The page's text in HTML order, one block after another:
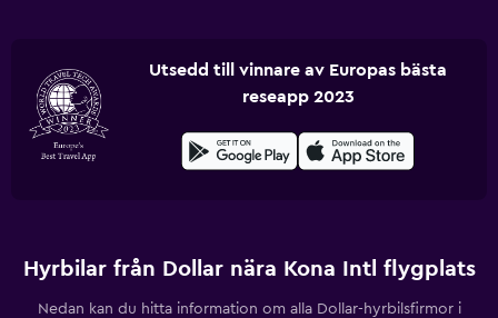
Utsedd till vinnare av Europas bästa
reseapp 2023
Hyrbilar från Dollar nära Kona Intl flygplats
Nedan kan du hitta information om alla Dollar-hyrbilsfirmor i